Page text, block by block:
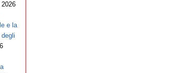
e la